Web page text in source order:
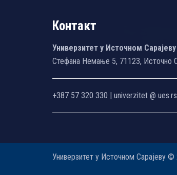
Контакт
Универзитет у Источном Сарајеву
Стефана Немање 5, 71123, Источно
+387 57 320 330 | univerzitet @
Универзитет у Источном Сарајеву ©